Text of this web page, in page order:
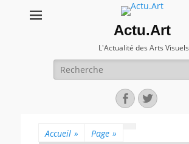
Actu.Art
L'Actualité des Arts Visuels
Recherche
pour:
Facebook
Twitter
Accueil » Page »